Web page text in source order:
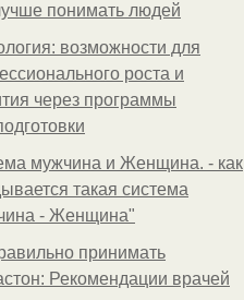
понимать людей
возможности для
роста и
через программы
мужчина и Женщина. - как
такая система
- Женщина"
принимать
Рекомендации врачей